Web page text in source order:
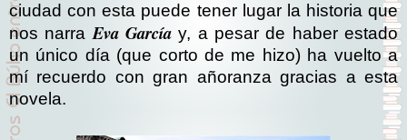
ciudad con esta puede tener lugar la historia que
nos narraEva García y, a pesar de haber estado
un único día (que corto de me hizo) ha vuelto a
mí recuerdo con gran añoranza gracias a esta
novela.